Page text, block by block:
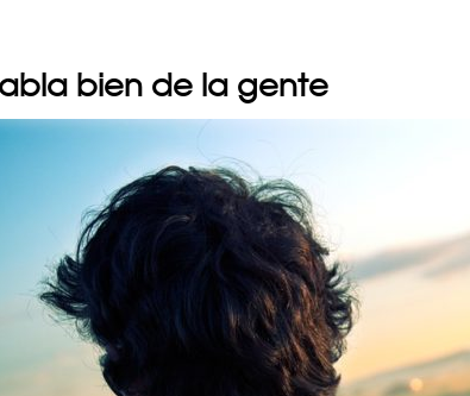
bien de la gente